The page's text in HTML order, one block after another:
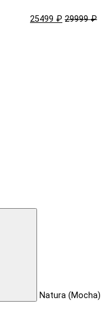
25499 ₽ 29999 ₽
Natura (Mocha)